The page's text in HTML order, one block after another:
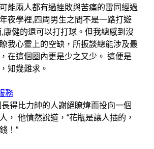
能兩人都有過挫敗與苦痛的雷同經過
夜學裡,四周男生之間不是一路打遊
康健的還可以打打球。但我總感到沒
我心靈上的空缺，所扳談總能涉及最
在這個圈內更是少之又少。 這便是
知幾難求。
務
比力帥的人謝絕瞭煒而投向一個
， 他憤然說道，“花瓶是讓人插的，
！”